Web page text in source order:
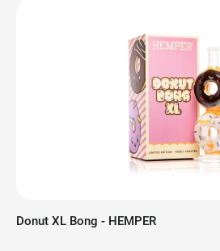
Donut XL Bong - HEMPER